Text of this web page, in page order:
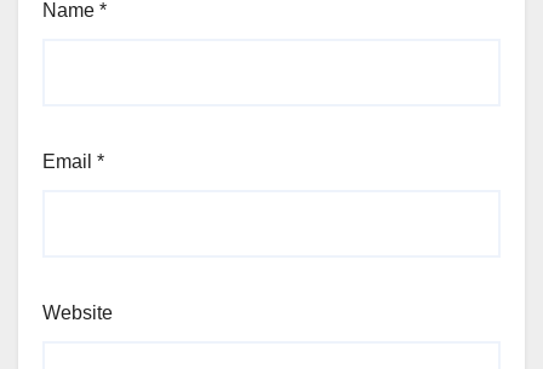
Name *
Email *
Website